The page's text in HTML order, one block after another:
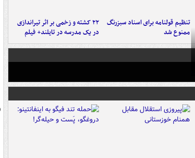
تنظیم قولنامه برای اسناد سبزرنگ
ممنوع شد
۲۲ کشته و زخمی بر اثر تیراندازی
در یک مدرسه در تایلند+ فیلم